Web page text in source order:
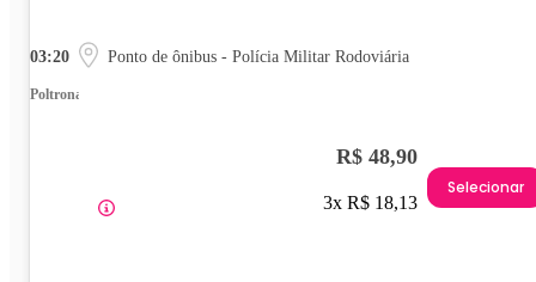
03:20 Ponto de ônibus - Polícia Militar Rodoviária
Poltrona
R$ 48,90
3x R$ 18,13
Selecionar